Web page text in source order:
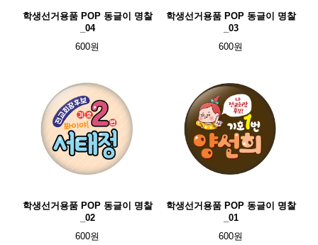
학생선거용품 POP 동글이 명찰
_04
600원
학생선거용품 POP 동글이 명찰
_03
600원
학생선거용품 POP 동글이 명찰
_02
600원
학생선거용품 POP 동글이 명찰
_01
600원